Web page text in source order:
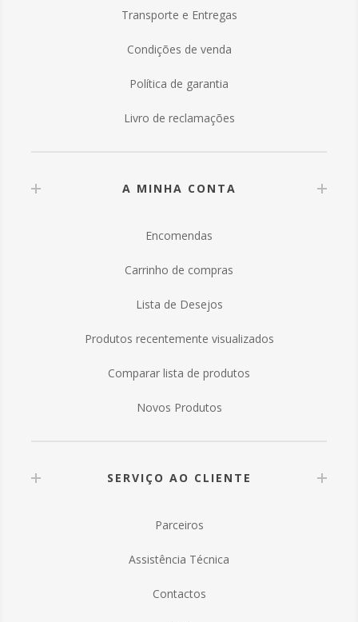
Transporte e Entregas
Condições de venda
Política de garantia
Livro de reclamações
A MINHA CONTA
Encomendas
Carrinho de compras
Lista de Desejos
Produtos recentemente visualizados
Comparar lista de produtos
Novos Produtos
SERVIÇO AO CLIENTE
Parceiros
Assistência Técnica
Contactos